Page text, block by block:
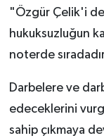
"Özgür Çelik'i
hukuksuzluğun
noterde
Darbelere ve
edeceklerini
sahip çıkmaya